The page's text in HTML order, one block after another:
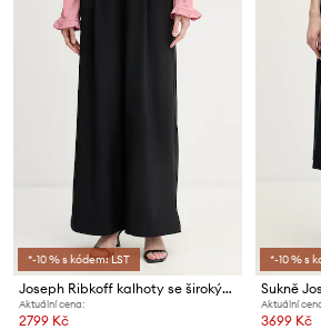
*-10 % s kódem: LST
Joseph Ribkoff kalhoty se širokými nohavicemi dámské
Aktuální cena:
2799 Kč
*-10 % s
Sukně
Aktuální
3699 Kč